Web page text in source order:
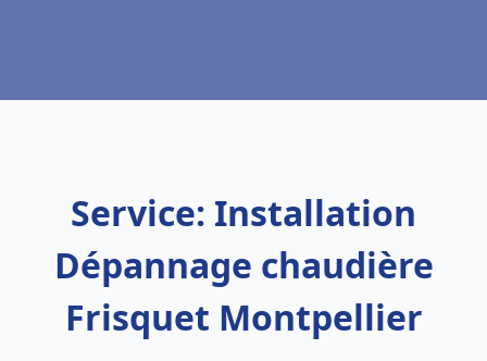
Service: Installation
Dépannage chaudière
Frisquet Montpellier